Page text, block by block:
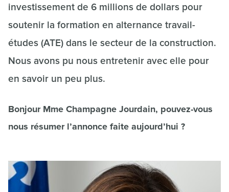
investissement de 6 millions de dollars pour
soutenir la formation en alternance travail-
études (ATE) dans le secteur de la construction.
Nous avons pu nous entretenir avec elle pour
en savoir un peu plus.
Bonjour Mme Champagne Jourdain, pouvez-vous
nous résumer l’annonce faite aujourd’hui ?